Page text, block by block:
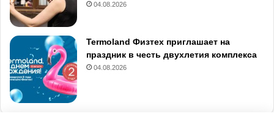
04.08.2026
Termoland Физтех приглашает на
праздник в честь двухлетия комплекса
04.08.2026